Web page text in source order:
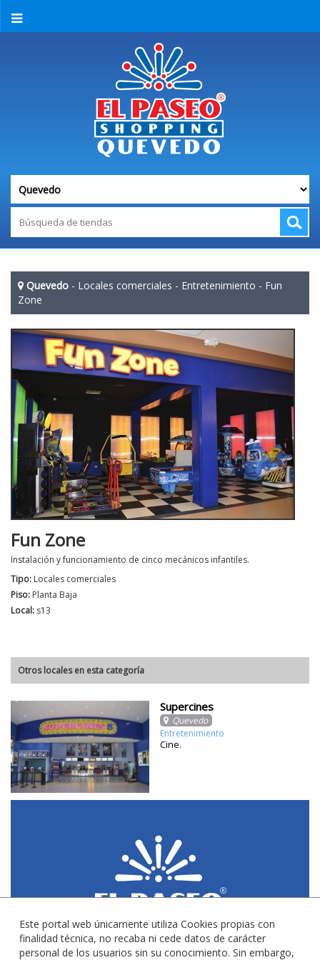
Quevedo - Locales comerciales - Entretenimiento - Fun
Zone
Fun Zone
Instalación y funcionamiento de cinco mecánicos infantiles.
Tipo: Locales comerciales
Piso: Planta Baja
Local: s13
Otros locales en esta categoría
Supercines
Quevedo
Entretenimiento
Cine.
Este portal web únicamente utiliza Cookies propias con
finalidad técnica, no recaba ni cede datos de carácter
personal de los usuarios sin su conocimiento. Sin embargo,